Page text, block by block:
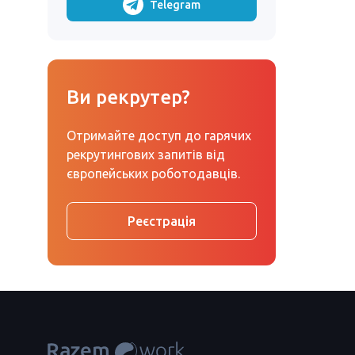
Telegram
Ви рекрутер?
Отримайте доступ до гарячих
рекрутингових запитів від
європейських роботодавців.
Реєстрація